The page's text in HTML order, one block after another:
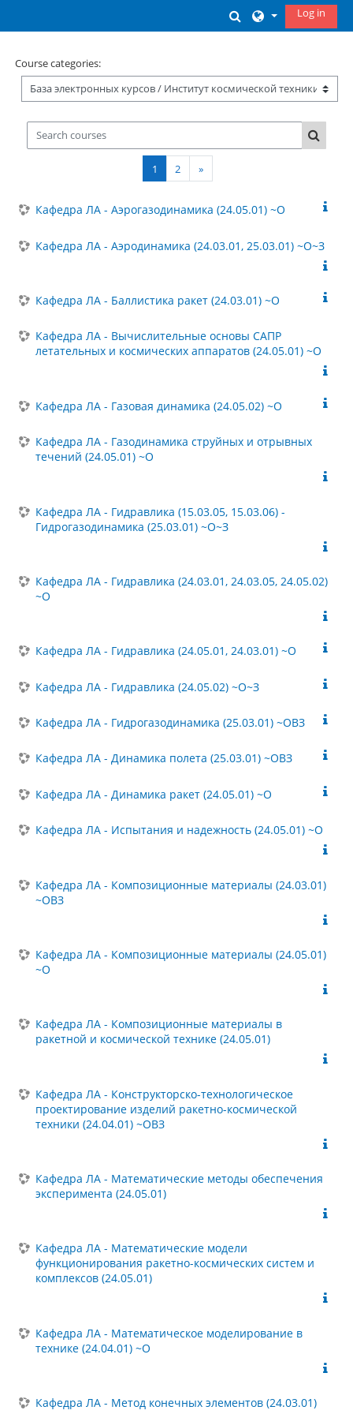
Toggle search
Log in
Course categories:
Search courses
Search
1 Page 1
2Page 2
»Next page
Кафедра ЛА - Аэрогазодинамика (24.05.01) ~О
Кафедра ЛА - Аэродинамика (24.03.01, 25.03.01) ~О~З
Кафедра ЛА - Баллистика ракет (24.03.01) ~О
Кафедра ЛА - Вычислительные основы САПР
летательных и космических аппаратов (24.05.01) ~О
Кафедра ЛА - Газовая динамика (24.05.02) ~О
Кафедра ЛА - Газодинамика струйных и отрывных
течений (24.05.01) ~О
Кафедра ЛА - Гидравлика (15.03.05, 15.03.06) -
Гидрогазодинамика (25.03.01) ~О~З
Кафедра ЛА - Гидравлика (24.03.01, 24.03.05, 24.05.02)
~О
Кафедра ЛА - Гидравлика (24.05.01, 24.03.01) ~О
Кафедра ЛА - Гидравлика (24.05.02) ~О~З
Кафедра ЛА - Гидрогазодинамика (25.03.01) ~ОВЗ
Кафедра ЛА - Динамика полета (25.03.01) ~ОВЗ
Кафедра ЛА - Динамика ракет (24.05.01) ~О
Кафедра ЛА - Испытания и надежность (24.05.01) ~О
Кафедра ЛА - Композиционные материалы (24.03.01)
~ОВЗ
Кафедра ЛА - Композиционные материалы (24.05.01)
~О
Кафедра ЛА - Композиционные материалы в
ракетной и космической технике (24.05.01)
Кафедра ЛА - Конструкторско-технологическое
проектирование изделий ракетно-космической
техники (24.04.01) ~ОВЗ
Кафедра ЛА - Математические методы обеспечения
эксперимента (24.05.01)
Кафедра ЛА - Математические модели
функционирования ракетно-космических систем и
комплексов (24.05.01)
Кафедра ЛА - Математическое моделирование в
технике (24.04.01) ~О
Кафедра ЛА - Метод конечных элементов (24.03.01)